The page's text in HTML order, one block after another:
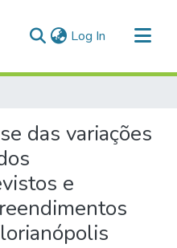
Log In (current)
das variações
e